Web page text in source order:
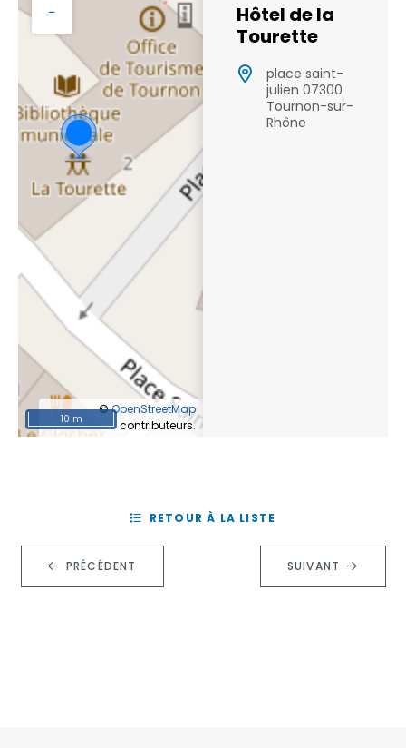
−
©OpenStreetMap
contributeurs.
10 m
Hôtel de la
Tourette
place saint-
julien 07300
Tournon-sur-
Rhône
PRÉCÉDENT
RETOUR À LA LISTE
SUIVANT